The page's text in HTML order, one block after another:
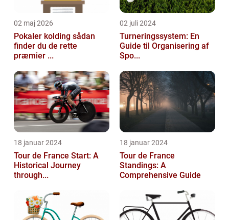
02 maj 2026
Pokaler kolding sådan
finder du de rette
præmier ...
02 juli 2024
Turneringssystem: En
Guide til Organisering af
Spo...
18 januar 2024
Tour de France Start: A
Historical Journey
through...
18 januar 2024
Tour de France
Standings: A
Comprehensive Guide